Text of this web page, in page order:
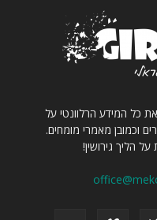
כל המידע הרלוונטי על
וכמובן מאמרי מומחים.
הליך גירושין!